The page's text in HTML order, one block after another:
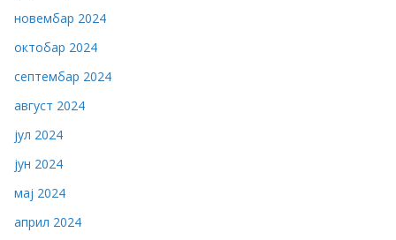
новембар 2024
октобар 2024
септембар 2024
август 2024
јул 2024
јун 2024
мај 2024
април 2024